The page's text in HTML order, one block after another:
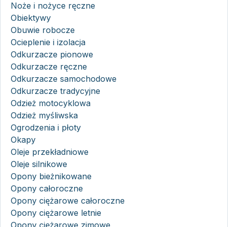
Noże i nożyce ręczne
Obiektywy
Obuwie robocze
Ocieplenie i izolacja
Odkurzacze pionowe
Odkurzacze ręczne
Odkurzacze samochodowe
Odkurzacze tradycyjne
Odzież motocyklowa
Odzież myśliwska
Ogrodzenia i płoty
Okapy
Oleje przekładniowe
Oleje silnikowe
Opony bieżnikowane
Opony całoroczne
Opony ciężarowe całoroczne
Opony ciężarowe letnie